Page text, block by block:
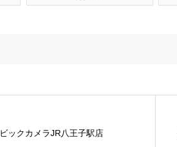
ビックカメラJR八王子駅店